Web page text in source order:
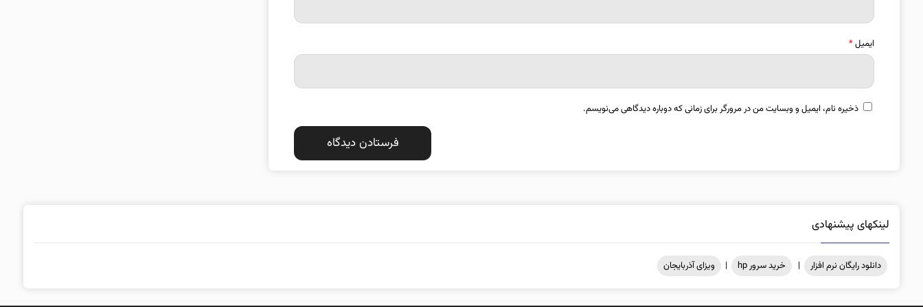
ایمیل*
ذخیره نام، ایمیل و وبسایت من در مرورگر برای زمانی که دوباره دیدگاهی می‌نویسم.
لینکهای پیشنهادی
دانلود رایگان نرم افزار | خرید سرور hp | ویزای آذربایجان